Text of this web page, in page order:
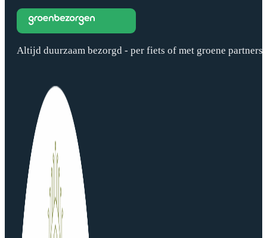
Altijd duurzaam bezorgd - per fiets of met groene partners